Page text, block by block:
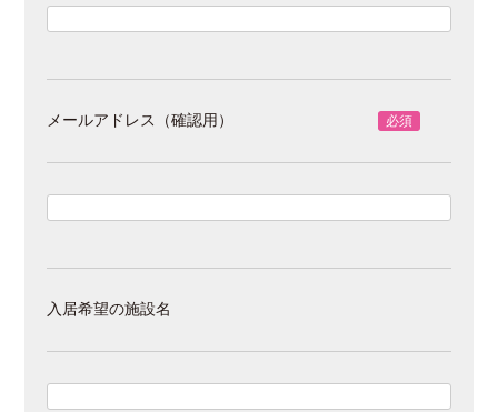
メールアドレス（確認用） 必須
入居希望の施設名